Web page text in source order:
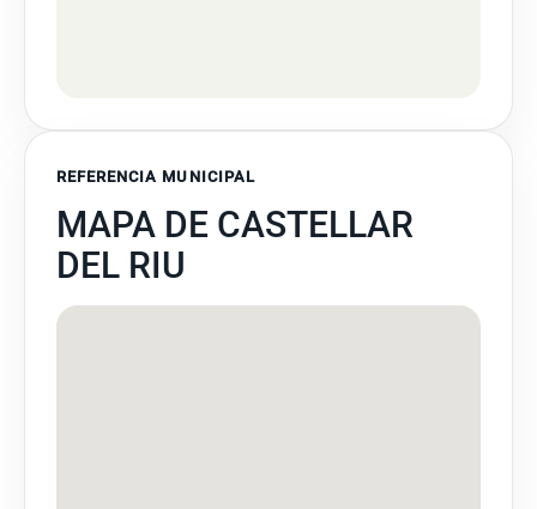
REFERENCIA MUNICIPAL
MAPA DE CASTELLAR
DEL RIU